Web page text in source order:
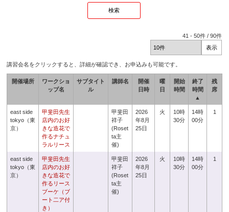
41 -50件 /90件
講習会名をクリックすると、詳細が確認でき、お申込みも可能です。
開催場所
ワークショ
ップ名
サブタイト
ル
講師名
開催
日時
曜
日
開始
時間
終了
時間
▲
残
席
east side
tokyo（東
京）
甲斐田先生
店内のお好
きな造花で
作るナチュ
ラルリース
甲斐田
祥子
(Roset
ta主
催)
2026
年8月
25日
火
10時
30分
14時
00分
1
east side
tokyo（東
京）
甲斐田先生
店内のお好
きな造花で
作るリース
ブーケ（ブ
ート二ア付
き）
甲斐田
祥子
(Roset
ta主
催)
2026
年8月
25日
火
10時
30分
14時
00分
1